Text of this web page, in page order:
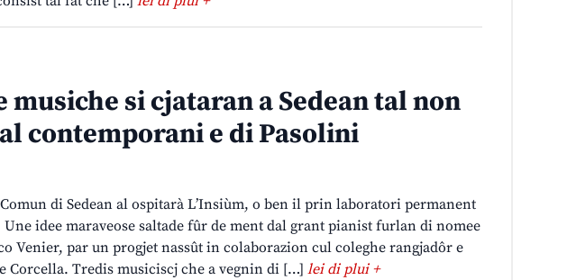
musiche si cjataran a Sedean tal non
contemporani e di Pasolini
di Sedean al ospitarà L’Insiùm, o ben il prin laboratori permanent
idee maraveose saltade fûr de ment dal grant pianist furlan di nomee
Venier, par un progjet nassût in colaborazion cul coleghe rangjadôr e
Corcella. Tredis musiciscj che a vegnin di […] lei di plui +